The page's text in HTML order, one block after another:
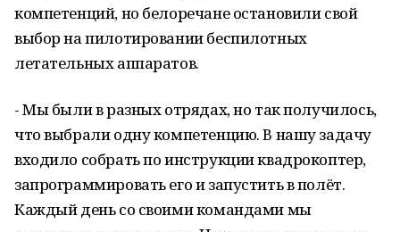
компетенций, но белоречане остановили свой
выбор на пилотировании беспилотных
летательных аппаратов.
- Мы были в разных отрядах, но так получилось,
что выбрали одну компетенцию. В нашу задачу
входило собрать по инструкции квадрокоптер,
запрограммировать его и запустить в полёт.
Каждый день со своими командами мы